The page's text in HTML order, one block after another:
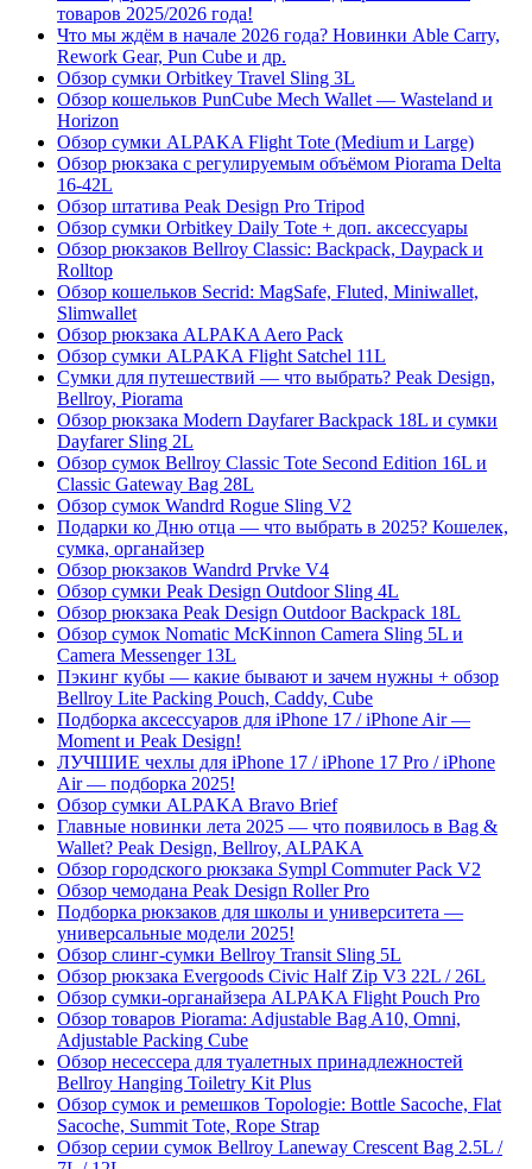
товаров 2025/2026 года!
Что мы ждём в начале 2026 года? Новинки Able Carry,
Rework Gear, Pun Cube и др.
Обзор сумки Orbitkey Travel Sling 3L
Обзор кошельков PunCube Mech Wallet — Wasteland и
Horizon
Обзор сумки ALPAKA Flight Tote (Medium и Large)
Обзор рюкзака с регулируемым объёмом Piorama Delta
16-42L
Обзор штатива Peak Design Pro Tripod
Обзор сумки Orbitkey Daily Tote + доп. аксессуары
Обзор рюкзаков Bellroy Classic: Backpack, Daypack и
Rolltop
Обзор кошельков Secrid: MagSafe, Fluted, Miniwallet,
Slimwallet
Обзор рюкзака ALPAKA Aero Pack
Обзор сумки ALPAKA Flight Satchel 11L
Сумки для путешествий — что выбрать? Peak Design,
Bellroy, Piorama
Обзор рюкзака Modern Dayfarer Backpack 18L и сумки
Dayfarer Sling 2L
Обзор сумок Bellroy Classic Tote Second Edition 16L и
Classic Gateway Bag 28L
Обзор сумок Wandrd Rogue Sling V2
Подарки ко Дню отца — что выбрать в 2025? Кошелек,
сумка, органайзер
Обзор рюкзаков Wandrd Prvke V4
Обзор сумки Peak Design Outdoor Sling 4L
Обзор рюкзака Peak Design Outdoor Backpack 18L
Обзор сумок Nomatic McKinnon Camera Sling 5L и
Camera Messenger 13L
Пэкинг кубы — какие бывают и зачем нужны + обзор
Bellroy Lite Packing Pouch, Caddy, Cube
Подборка аксессуаров для iPhone 17 / iPhone Air —
Moment и Peak Design!
ЛУЧШИЕ чехлы для iPhone 17 / iPhone 17 Pro / iPhone
Air — подборка 2025!
Обзор сумки ALPAKA Bravo Brief
Главные новинки лета 2025 — что появилось в Bag &
Wallet? Peak Design, Bellroy, ALPAKA
Обзор городского рюкзака Sympl Commuter Pack V2
Обзор чемодана Peak Design Roller Pro
Подборка рюкзаков для школы и университета —
универсальные модели 2025!
Обзор слинг-сумки Bellroy Transit Sling 5L
Обзор рюкзака Evergoods Civic Half Zip V3 22L / 26L
Обзор сумки-органайзера ALPAKA Flight Pouch Pro
Обзор товаров Piorama: Adjustable Bag A10, Omni,
Adjustable Packing Cube
Обзор несессера для туалетных принадлежностей
Bellroy Hanging Toiletry Kit Plus
Обзор сумок и ремешков Topologie: Bottle Sacoche, Flat
Sacoche, Summit Tote, Rope Strap
Обзор серии сумок Bellroy Laneway Crescent Bag 2.5L /